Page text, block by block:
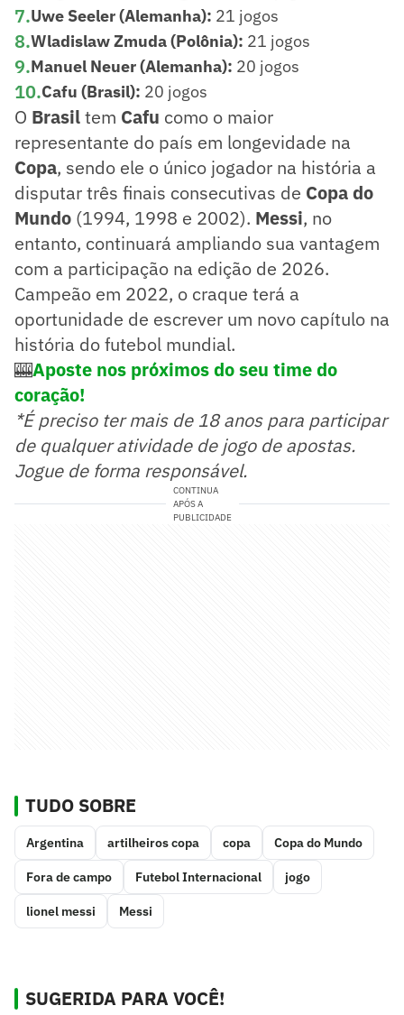
7.Uwe Seeler (Alemanha): 21 jogos
8.Wladislaw Zmuda (Polônia): 21 jogos
9.Manuel Neuer (Alemanha): 20 jogos
10.Cafu (Brasil): 20 jogos
O Brasiltem Cafu como o maior
representante do país em longevidade na
Copa, sendo ele o único jogador na história a
disputar três finais consecutivas de Copa do
Mundo (1994, 1998 e 2002). Messi, no
entanto, continuará ampliando sua vantagem
com a participação na edição de 2026.
Campeão em 2022, o craque terá a
oportunidade de escrever um novo capítulo na
história do futebol mundial.
🎰Aposte nos próximos do seu time do
coração!
*É preciso ter mais de 18 anos para participar
de qualquer atividade de jogo de apostas.
Jogue de forma responsável.
CONTINUA
APÓS A
PUBLICIDADE
TUDO SOBRE
Argentina artilheiros copa copa Copa do Mundo
Fora de campo Futebol Internacional jogo
lionel messi Messi
SUGERIDA PARA VOCÊ!